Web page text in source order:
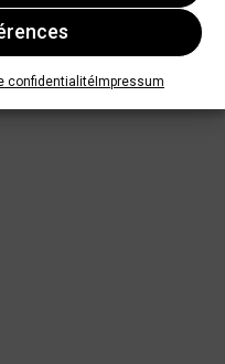
confidentialitéImpressum